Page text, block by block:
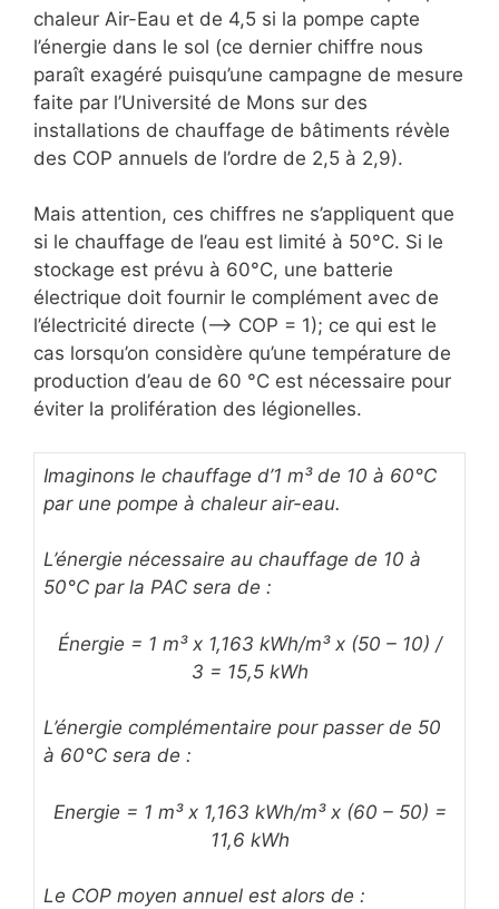
chaleur Air-Eau et de 4,5 si la pompe capte
l’énergie dans le sol (ce dernier chiffre nous
paraît exagéré puisqu’une campagne de mesure
faite par l’Université de Mons sur des
installations de chauffage de bâtiments révèle
des COP annuels de l’ordre de 2,5 à 2,9).
Mais attention, ces chiffres ne s’appliquent que
si le chauffage de l’eau est limité à 50°C. Si le
stockage est prévu à 60°C, une batterie
électrique doit fournir le complément avec de
l’électricité directe (–> COP = 1); ce qui est le
cas lorsqu’on considère qu’une température de
production d’eau de 60 °C est nécessaire pour
éviter la prolifération des légionelles.
Imaginons le chauffage d’1 m³ de 10 à 60°C
par une pompe à chaleur air-eau.
L’énergie nécessaire au chauffage de 10 à
50°C par la PAC sera de :
Énergie = 1 m³ x 1,163 kWh/m³ x (50 – 10) /
3 = 15,5 kWh
L’énergie complémentaire pour passer de 50
à 60°C sera de :
Energie = 1 m³ x 1,163 kWh/m³ x (60 – 50) =
11,6 kWh
Le COP moyen annuel est alors de :